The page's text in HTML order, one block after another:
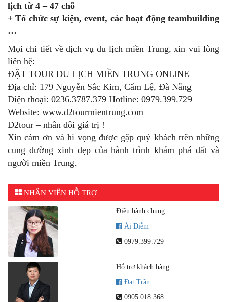
lịch từ 4 – 47 chỗ
+ Tổ chức sự kiện, event, các hoạt động teambuilding
…
Mọi chi tiết về dịch vụ du lịch miền Trung, xin vui lòng
liên hệ:
ĐẶT TOUR DU LỊCH MIỀN TRUNG ONLINE
Địa chỉ: 179 Nguyễn Sắc Kim, Cẩm Lệ, Đà Nẵng
Điện thoại: 0236.3787.379 Hotline: 0979.399.729
Website: www.d2tourmientrung.com
D2tour – nhân đôi giá trị !
Xin cám ơn và hi vọng được gặp quý khách trên những
cung đường xinh đẹp của hành trình khám phá đất và
người miền Trung.
NHÂN VIÊN HỖ TRỢ
Điều hành chung
Ái Diễm
0979.399.729
Hỗ trợ khách hàng
Đạt Trần
0905.018.368